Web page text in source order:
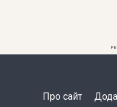
Про сайт